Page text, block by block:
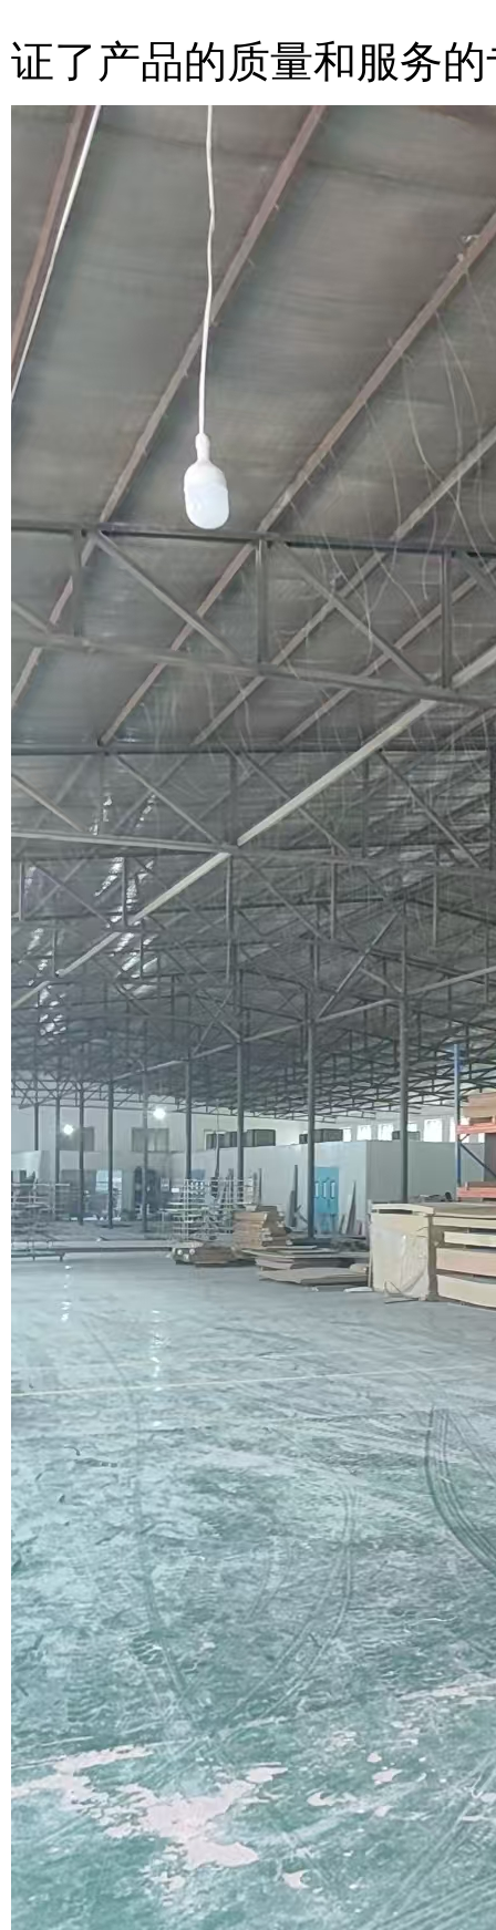
证了产品的质量和服务